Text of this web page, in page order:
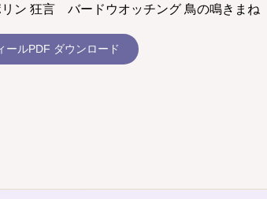
ン 狂言 バードウオッチング 鳥の鳴きまね
ールPDF ダウンロード